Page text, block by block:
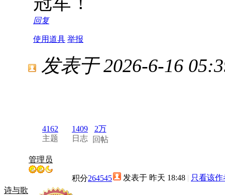
回复
使用道具 举报
诗与歌
发表于 2026-6-16
4162
主题
1409
日志
2万
回帖
管理员
积分264545 发表于 昨天 18:48 | 只看该作